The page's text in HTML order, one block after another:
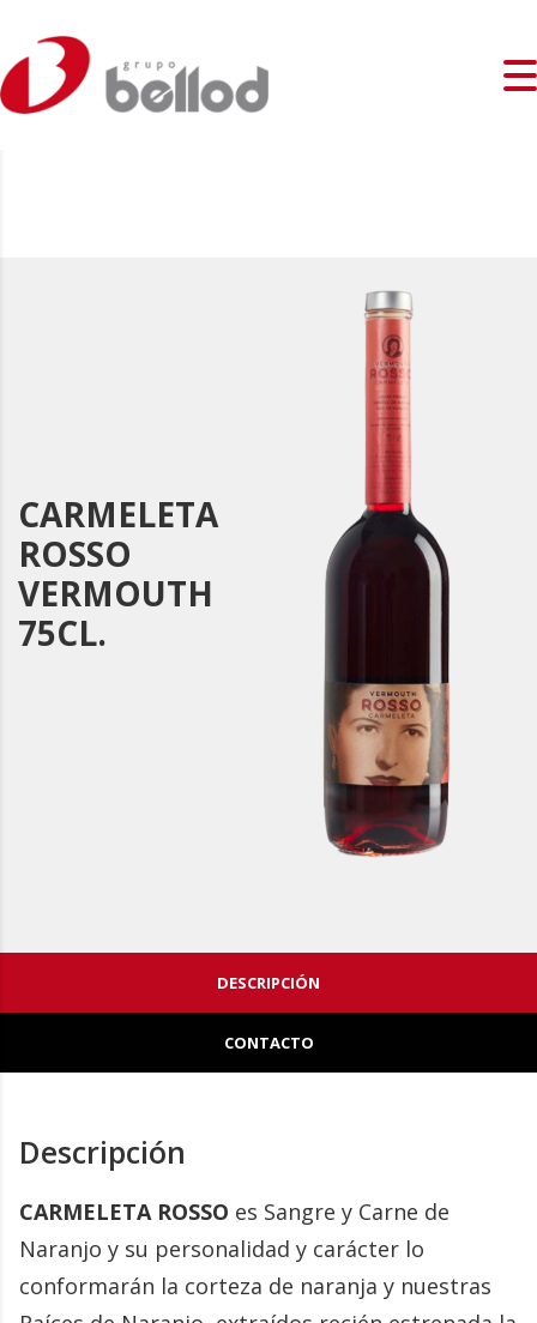
CARMELETA
ROSSO
VERMOUTH
75CL.
DESCRIPCIÓN
CONTACTO
Descripción
CARMELETA ROSSO es Sangre y Carne de
Naranjo y su personalidad y carácter lo
conformarán la corteza de naranja y nuestras